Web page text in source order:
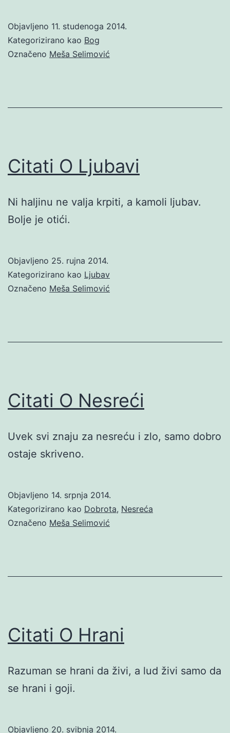
Objavljeno 11. studenoga 2014.
Kategorizirano kao Bog
Označeno Meša Selimović
Citati O Ljubavi
Ni haljinu ne valja krpiti, a kamoli ljubav.
Bolje je otići.
Objavljeno 25. rujna 2014.
Kategorizirano kao Ljubav
Označeno Meša Selimović
Citati O Nesreći
Uvek svi znaju za nesreću i zlo, samo dobro
ostaje skriveno.
Objavljeno 14. srpnja 2014.
Kategorizirano kao Dobrota, Nesreća
Označeno Meša Selimović
Citati O Hrani
Razuman se hrani da živi, a lud živi samo da
se hrani i goji.
Objavljeno 20. svibnja 2014.